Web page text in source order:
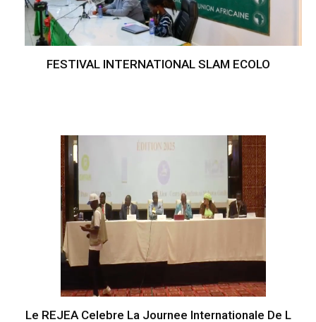
FESTIVAL INTERNATIONAL SLAM ECOLO
Le REJEA Celebre La Journee Internationale De L